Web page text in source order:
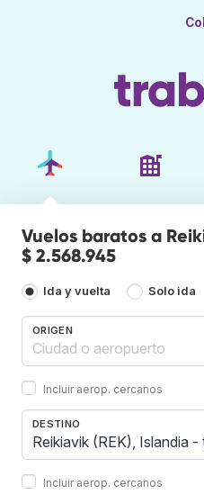
Vuelos baratos a
$ 2.568.945
Ida y vuelta Solo ida
ORIGEN
Incluir aerop. cercanos
DESTINO
Incluir aerop. cercanos